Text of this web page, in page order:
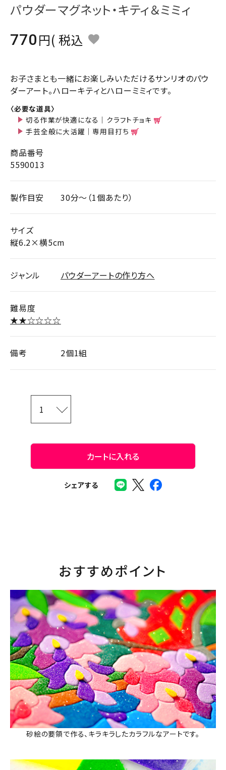
お問い合わせ
ACCOUNT MENU
ようこそ ゲスト 様
meeting_room person
パウダーマグネット・キティ＆ミミィ
770
税込
お子さまとも一緒にお楽しみいただけるサンリオのパウ
ダーアート。ハローキティとハローミミィです。
〈必要な道具〉
切る作業が快適になる｜クラフトチョキ
手芸全般に大活躍｜専用目打ち
商品番号
5590013
製作目安 30分～（1個あたり）
サイズ
縦6.2×横5cm
ジャンル パウダーアートの作り方へ
難易度
★★☆☆☆☆
備考 2個1組
カートに入れる
シェアする
おすすめポイント
砂絵の要領で作る、キラキラしたカラフルなアートです。